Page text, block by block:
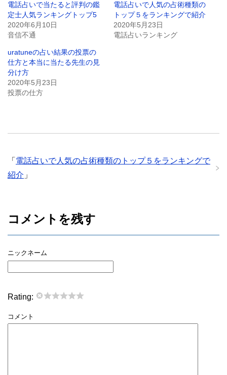
電話占いで当たると評判の鑑
定士人気ランキングトップ5
2020年6月10日
音信不通
電話占いで人気の占術種類の
トップ５をランキングで紹介
2020年5月23日
電話占いランキング
uratuneの占い結果の投票の
仕方と本当に当たる先生の見
分け方
2020年5月23日
投票の仕方
「 電話占いで人気の占術種類のトップ５をランキングで
紹介 」
コメントを残す
ニックネーム
Rating:
コメント